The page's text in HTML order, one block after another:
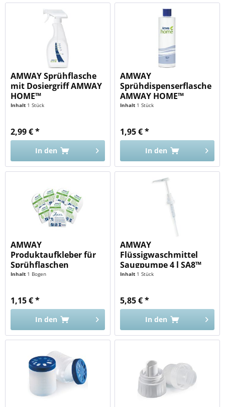
AMWAY Sprühflasche
mit Dosiergriff AMWAY
HOME™
Inhalt 1 Stück
2,99 € *
In den
AMWAY
Sprühdispenserflasche
AMWAY HOME™
Inhalt 1 Stück
1,95 € *
In den
AMWAY
Produktaufkleber für
Sprühflaschen
AMWAY...
Inhalt 1 Bogen
1,15 € *
In den
AMWAY
Flüssigwaschmittel
Saugpumpe 4 l SA8™
Inhalt 1 Stück
5,85 € *
In den